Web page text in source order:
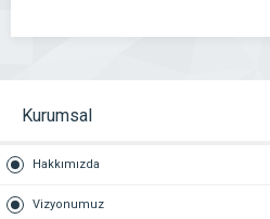
Kurumsal
Hakkımızda
Vizyonumuz